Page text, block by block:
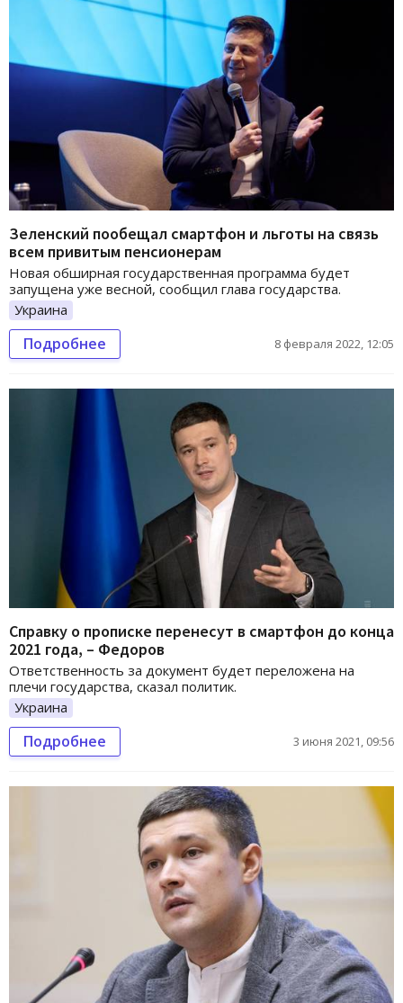
Зеленский пообещал смартфон и льготы на связь
всем привитым пенсионерам
Новая обширная государственная программа будет
запущена уже весной, сообщил глава государства.
Украина
Подробнее 8 февраля 2022, 12:05
Справку о прописке перенесут в смартфон до конца
2021 года, – Федоров
Ответственность за документ будет переложена на
плечи государства, сказал политик.
Украина
Подробнее 3 июня 2021, 09:56